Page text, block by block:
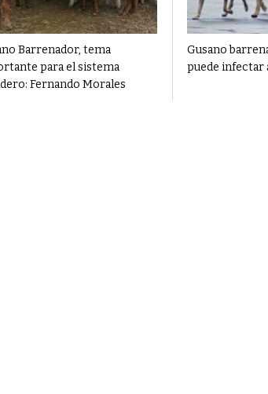
Barrenador, tema
para el sistema
Fernando Morales
Gusano
puede infectar